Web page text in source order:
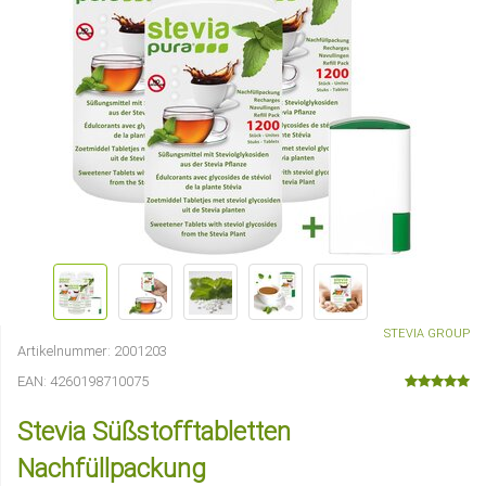
STEVIA GROUP
Artikelnummer: 2001203
EAN: 4260198710075
Stevia Süßstofftabletten
Nachfüllpackung